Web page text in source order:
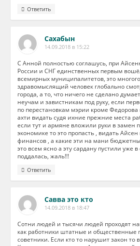
Ответить
Сахабын
14.09.2018 в 15:22
С Анной полностью соглашусь, при
России и СНГ единственных первым
всемирных муниципалитетов, это
здравомыслящий человек глобально
города, а то, что ничего не сделано
неучам и завистникам под руку, если
по перестановкам мэрии кроме
ахти видать судя ихние прежние места
если тут и армяне вложили руки в замен
экономике то это пропасть , видать
финансов , а какие эти на мани
это всем ясно а эту сардану пустили уже
поддалась, жаль!!!
Ответить
Савва это кто
14.09.2018 в 18:47
Сотни людей и тысячи людей проходят
как работники штатные и
советники. Если кто то нарушит закон то